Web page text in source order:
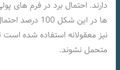
ها در این شکل
نیز معقولانه استفاده شده است
متحمل نشوند.